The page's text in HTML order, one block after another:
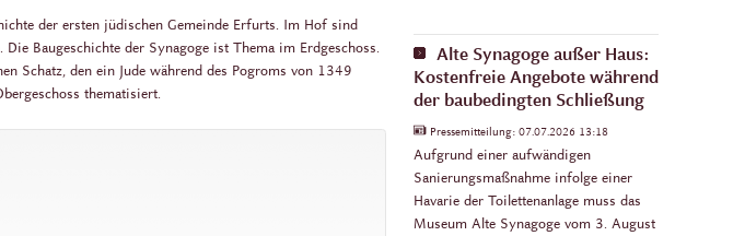
der ersten jüdischen Gemeinde Erfurts. Im Hof sind
Baugeschichte der Synagoge ist Thema im Erdgeschoss.
Schatz, den ein Jude während des Pogroms von 1349
thematisiert.
Alte Synagoge außer Haus:
Kostenfreie Angebote während
der baubedingten Schließung
Pressemitteilung: 07.07.2026 13:18
Aufgrund einer aufwändigen
Sanierungsmaßnahme infolge einer
Havarie der Toilettenanlage muss das
Museum Alte Synagoge vom 3. August